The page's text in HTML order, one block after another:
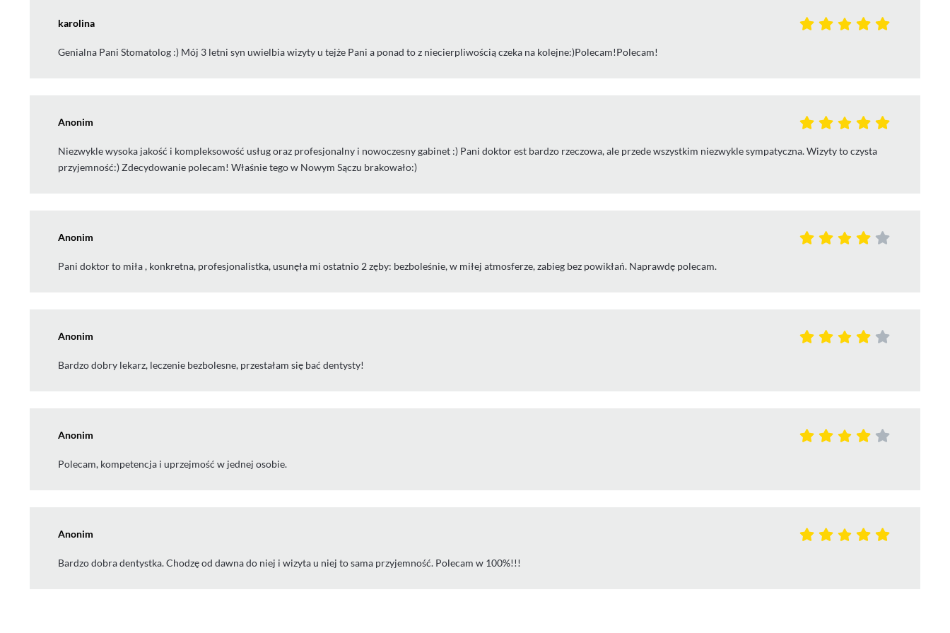
karolina
Genialna Pani Stomatolog :) Mój 3 letni syn uwielbia wizyty u tejże Pani a ponad to z niecierpliwością czeka na kolejne:)Polecam!Polecam!
Anonim
Niezwykle wysoka jakość i kompleksowość usług oraz profesjonalny i nowoczesny gabinet :) Pani doktor est bardzo rzeczowa, ale przede wszystkim niezwykle sympatyczna. Wizyty to czysta
przyjemność:) Zdecydowanie polecam! Właśnie tego w Nowym Sączu brakowało:)
Anonim
Pani doktor to miła , konkretna, profesjonalistka, usunęła mi ostatnio 2 zęby: bezboleśnie, w miłej atmosferze, zabieg bez powikłań. Naprawdę polecam.
Anonim
Bardzo dobry lekarz, leczenie bezbolesne, przestałam się bać dentysty!
Anonim
Polecam, kompetencja i uprzejmość w jednej osobie.
Anonim
Bardzo dobra dentystka. Chodzę od dawna do niej i wizyta u niej to sama przyjemność. Polecam w 100%!!!